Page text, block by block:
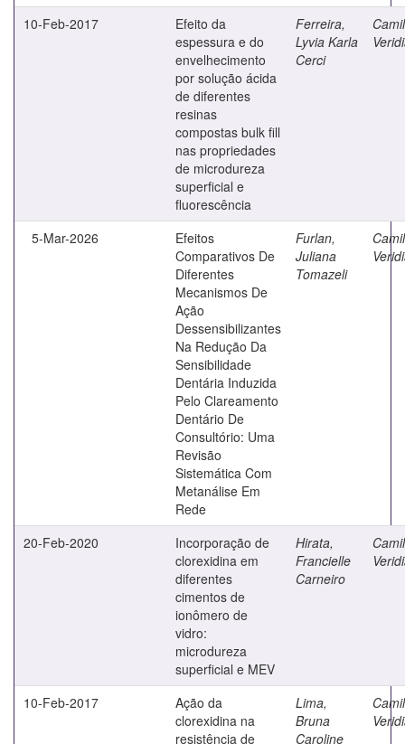
10-Feb-2017
Efeito da
espessura e do
envelhecimento
por solução ácida
de diferentes
resinas
compostas bulk fill
nas propriedades
de microdureza
superficial e
fluorescência
Ferreira,
Lyvia Karla
Cerci
5-Mar-2026
Efeitos
Comparativos De
Diferentes
Mecanismos De
Ação
Dessensibilizantes
Na Redução Da
Sensibilidade
Dentária Induzida
Pelo Clareamento
Dentário De
Consultório: Uma
Revisão
Sistemática Com
Metanálise Em
Rede
Furlan,
Juliana
Tomazeli
20-Feb-2020
Incorporação de
clorexidina em
diferentes
cimentos de
ionômero de
vidro:
microdureza
superficial e MEV
Hirata,
Francielle
Carneiro
10-Feb-2017
Ação da
clorexidina na
resistência de
Lima,
Bruna
Caroline